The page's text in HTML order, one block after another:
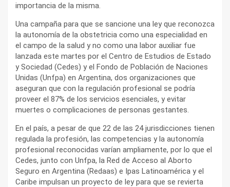
importancia de la misma.
Una campaña para que se sancione una ley que reconozca
la autonomía de la obstetricia como una especialidad en
el campo de la salud y no como una labor auxiliar fue
lanzada este martes por el Centro de Estudios de Estado
y Sociedad (Cedes) y el Fondo de Población de Naciones
Unidas (Unfpa) en Argentina, dos organizaciones que
aseguran que con la regulación profesional se podría
proveer el 87% de los servicios esenciales, y evitar
muertes o complicaciones de personas gestantes.
En el país, a pesar de que 22 de las 24 jurisdicciones tienen
regulada la profesión, las competencias y la autonomía
profesional reconocidas varían ampliamente, por lo que el
Cedes, junto con Unfpa, la Red de Acceso al Aborto
Seguro en Argentina (Redaas) e Ipas Latinoamérica y el
Caribe impulsan un proyecto de ley para que se revierta